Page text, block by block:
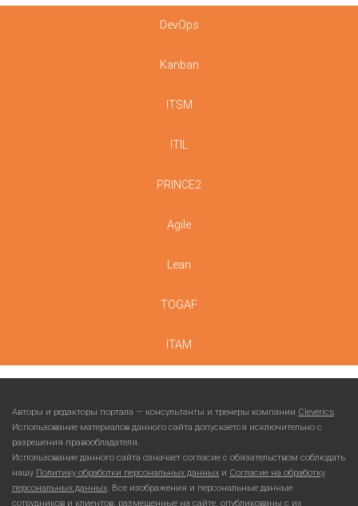
DevOps
Kanban
ITSM
ITIL
PRINCE2
Agile
Lean
TOGAF
ITAM
Авторы и редакторы портала — консультанты и тренеры компании Cleverics.
Использование материалов данного сайта допускается исключительно с
разрешения правообладателя.
Использование данного сайта означает согласие с обязательством соблюдать
нашу Политику обработки персональных данных и Согласие на обработку
персональных данных. Все изображения и персональные данные
сотрудников и клиентов, размещенные на сайте, опубликованы с их